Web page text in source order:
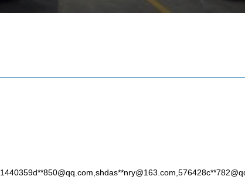
,1440359d**850@qq.com ,shdas**nry@163.com ,576428c**